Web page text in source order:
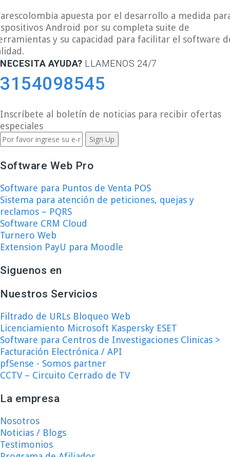
apuesta por el desarrollo a medida
Android por su completa suite de
y su capacidad para facilitar el software
NECESITA AYUDA? LLAMENOS 24/7
3154098545
Inscríbete al boletín de noticias para recibir ofertas
especiales
Software Web Pro
Software para Puntos de Venta POS
Sistema para atención de peticiones, quejas y
reclamos – PQRS
Software CRM Cloud
Turnero Web
Extension PayU para Moodle
Siguenos en
Nuestros Servicios
Filtrado de URLs Bloqueo Web
Licenciamiento Microsoft Kaspersky ESET
Software para Centros de Investigaciones Clinicas >
Facturación Electrónica / API
pfSense - Somos partner
CCTV – Circuito Cerrado de TV
La empresa
Nosotros
Noticias / Blogs
Testimonios